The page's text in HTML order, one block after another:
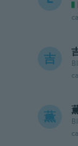
吉
薫